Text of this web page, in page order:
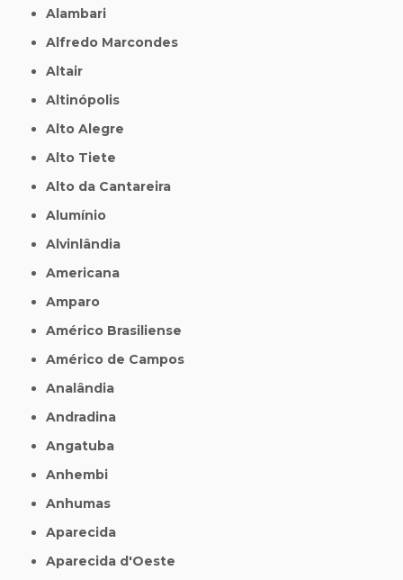
Alambari
Alfredo Marcondes
Altair
Altinópolis
Alto Alegre
Alto Tiete
Alto da Cantareira
Alumínio
Alvinlândia
Americana
Amparo
Américo Brasiliense
Américo de Campos
Analândia
Andradina
Angatuba
Anhembi
Anhumas
Aparecida
Aparecida d'Oeste